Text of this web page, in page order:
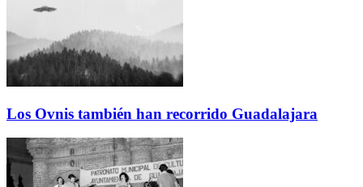
Los Ovnis también han recorrido Guadalajara